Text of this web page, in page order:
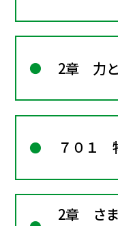
2章 力
７０１
2章 さ